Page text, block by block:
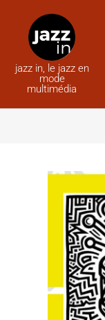
jazz in, le jazz en
mode
multimédia